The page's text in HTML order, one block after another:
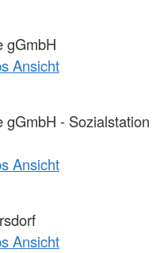
gGmbH
Ansicht
gGmbH - Sozialstation
Ansicht
Ansicht